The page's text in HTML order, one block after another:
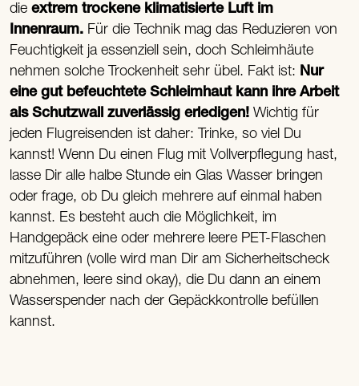
dieextrem trockene klimatisierte Luft im
Innenraum. Für die Technik mag das Reduzieren von
Feuchtigkeit ja essenziell sein, doch Schleimhäute
nehmen solche Trockenheit sehr übel. Fakt ist: Nur
eine gut befeuchtete Schleimhaut kann ihre Arbeit
als Schutzwall zuverlässig erledigen! Wichtig für
jeden Flugreisenden ist daher: Trinke, so viel Du
kannst! Wenn Du einen Flug mit Vollverpflegung hast,
lasse Dir alle halbe Stunde ein Glas Wasser bringen
oder frage, ob Du gleich mehrere auf einmal haben
kannst. Es besteht auch die Möglichkeit, im
Handgepäck eine oder mehrere leere PET-Flaschen
mitzuführen (volle wird man Dir am Sicherheitscheck
abnehmen, leere sind okay), die Du dann an einem
Wasserspender nach der Gepäckkontrolle befüllen
kannst.